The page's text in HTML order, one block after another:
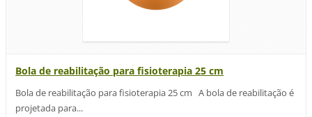
Bola de reabilitação para fisioterapia 25 cm
Bola de reabilitação para fisioterapia 25 cm A bola de reabilitação é
projetada para...